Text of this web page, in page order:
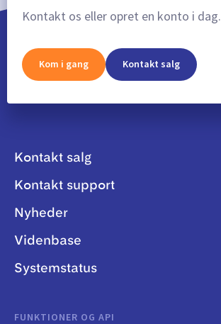
Kontakt os eller opret en konto i dag.
Kom i gang Kontakt salg
Kontakt salg
Kontakt support
Nyheder
Videnbase
Systemstatus
FUNKTIONER OG API